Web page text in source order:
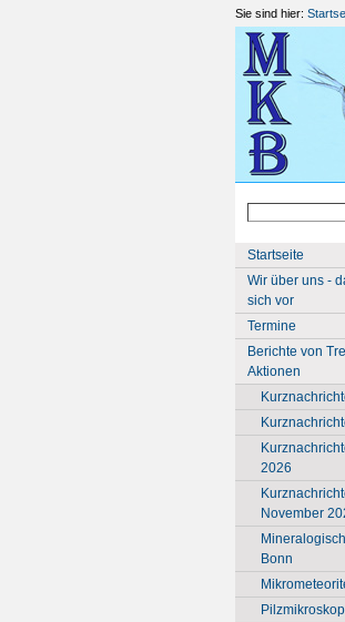
Sie sind hier:
Startseite
Wir über uns -
sich vor
Termine
Berichte von
Aktionen
2026
November
Bonn